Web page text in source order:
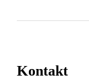
Kontakt